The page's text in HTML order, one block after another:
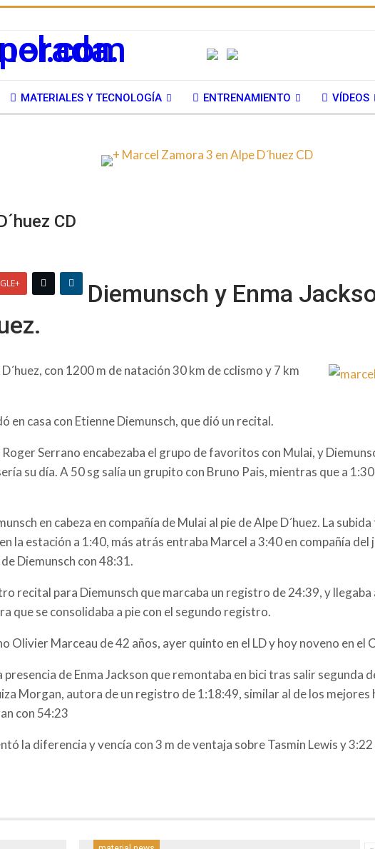
MATERIALES Y TECNOLOGÍA ENTRENAMIENTO VÍDEOS
CD
Diemunsch y Enma
con 1200 m de natación 30 km de cclismo y 7 km
en casa con Etienne Diemunsch, que dió un recital.
Serrano encabezaba el grupo de favoritos con Mulai, y
su día. A 50 sg salía un grupito con Bruno Pais, mientras que a
en cabeza en compañía de Mulai al pie de Alpe D´huez. La
la estación a 1:40, más atrás entraba Marcel a 3:40 en compañía
Diemunsch con 48:31.
recital para Diemunsch que marcaba un registro de 24:39, y
que se consolidaba a pie con el segundo registro.
Olivier Marceau de 42 años, ayer quinto en el LD y hoy noveno en el
de Enma Jackson que remontaba en bici tras salir segunda
Morgan, autora de un registro de 1:18:49, similar al de los
con 54:23
la diferencia y vencía con 3 m de ventaja sobre Tasmin Lewis y